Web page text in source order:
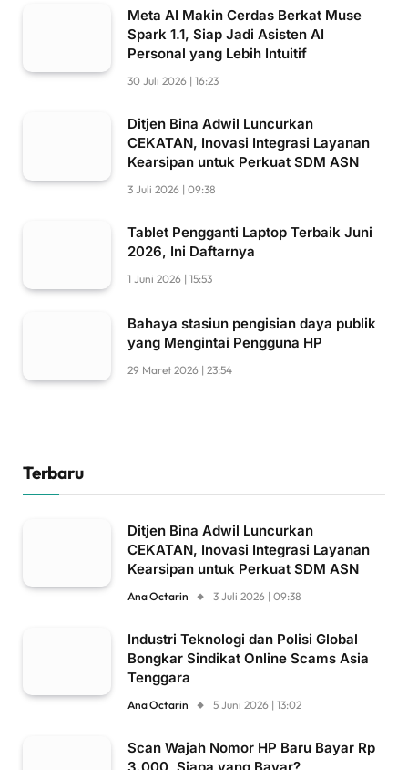
Meta AI Makin Cerdas Berkat Muse
Spark 1.1, Siap Jadi Asisten AI
Personal yang Lebih Intuitif
30 Juli 2026 | 16:23
Ditjen Bina Adwil Luncurkan
CEKATAN, Inovasi Integrasi Layanan
Kearsipan untuk Perkuat SDM ASN
3 Juli 2026 | 09:38
Tablet Pengganti Laptop Terbaik Juni
2026, Ini Daftarnya
1 Juni 2026 | 15:53
Bahaya stasiun pengisian daya publik
yang Mengintai Pengguna HP
29 Maret 2026 | 23:54
Terbaru
Ditjen Bina Adwil Luncurkan
CEKATAN, Inovasi Integrasi Layanan
Kearsipan untuk Perkuat SDM ASN
Ana Octarin 3 Juli 2026 | 09:38
Industri Teknologi dan Polisi Global
Bongkar Sindikat Online Scams Asia
Tenggara
Ana Octarin 5 Juni 2026 | 13:02
Scan Wajah Nomor HP Baru Bayar Rp
3.000, Siapa yang Bayar?